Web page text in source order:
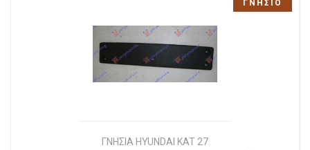
ΓΝΗΣΙΑ HYUNDAI KAT 27
ΓΝΗΣΙΟ